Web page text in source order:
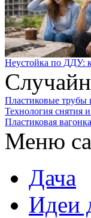
Неустойка по ДДУ:
Пластиковые трубы
Технология снятия
Пластиковая
Меню
Дача
Идеи